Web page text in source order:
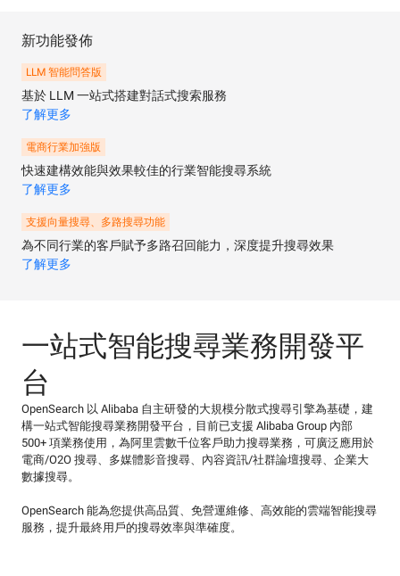
新功能發佈
LLM 智能問答版
基於 LLM 一站式搭建對話式搜索服務
了解更多
電商行業加強版
快速建構效能與效果較佳的行業智能搜尋系統
了解更多
支援向量搜尋、多路搜尋功能
為不同行業的客戶賦予多路召回能力，深度提升搜尋效果
了解更多
一站式智能搜尋業務開發平
台
OpenSearch 以 Alibaba 自主研發的大規模分散式搜尋引擎為基礎，建
構一站式智能搜尋業務開發平台，目前已支援 Alibaba Group 內部
500+ 項業務使用，為阿里雲數千位客戶助力搜尋業務，可廣泛應用於
電商/O2O 搜尋、多媒體影音搜尋、內容資訊/社群論壇搜尋、企業大
數據搜尋。
OpenSearch 能為您提供高品質、免營運維修、高效能的雲端智能搜尋
服務，提升最終用戶的搜尋效率與準確度。